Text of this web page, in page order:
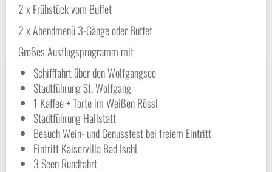
2 x Frühstück vom Buffet
2 x Abendmenü 3-Gänge oder Buffet
Großes Ausflugsprogramm mit
Schifffahrt über den Wolfgangsee
Stadtführung St. Wolfgang
1 Kaffee + Torte im Weißen Rössl
Stadtführung Hallstatt
Besuch Wein- und Genussfest bei freiem Eintritt
Eintritt Kaiservilla Bad Ischl
3 Seen Rundfahrt